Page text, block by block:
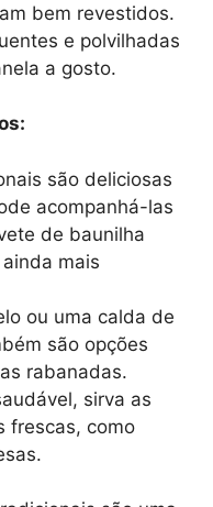
bem revestidos.
e polvilhadas
a gosto.
são deliciosas
acompanhá-las
de baunilha
mais
ou uma calda de
são opções
rabanadas.
sirva as
frescas, como